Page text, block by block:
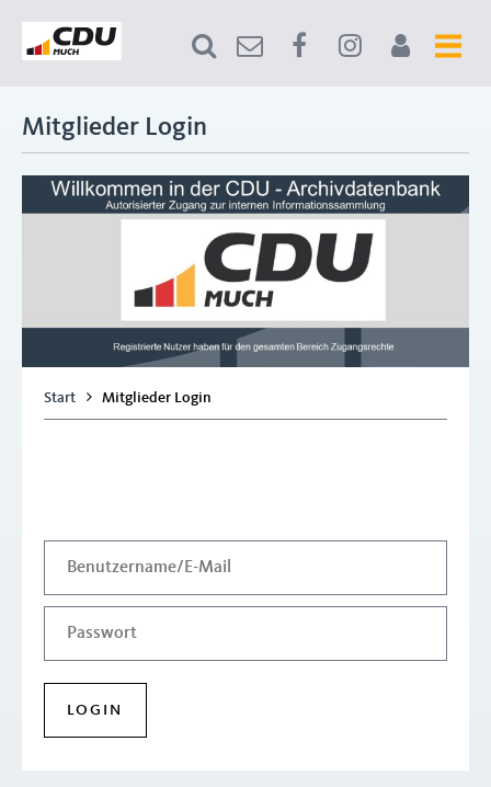
Mitglieder Login
Start Mitglieder Login